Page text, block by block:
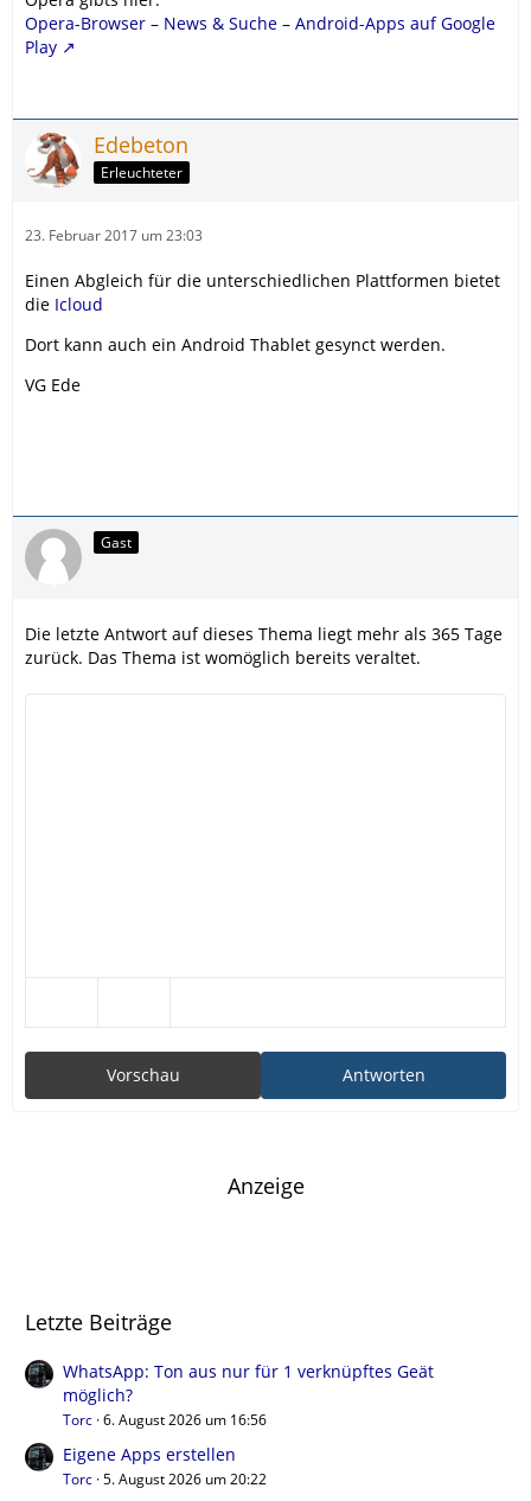
Opera-Browser – News & Suche – Android-Apps auf Google
Play
Edebeton
Erleuchteter
23. Februar 2017 um 23:03
Einen Abgleich für die unterschiedlichen Plattformen bietet
die Icloud
Dort kann auch ein Android Thablet gesynct werden.
VG Ede
Gast
Die letzte Antwort auf dieses Thema liegt mehr als 365 Tage
zurück. Das Thema ist womöglich bereits veraltet.
Antworten
Vorschau
Anzeige
Letzte Beiträge
WhatsApp: Ton aus nur für 1 verknüpftes Geät
möglich?
Torc 6. August 2026 um 16:56
Eigene Apps erstellen
Torc 5. August 2026 um 20:22